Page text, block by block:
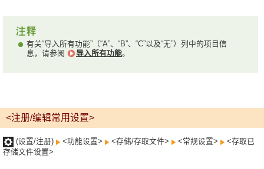
有关“导入所有功能”（“A”、“B”、“C”以及“无”）列中的项目信
息，请参阅
导入所有功能。
<注册/编辑常用设置>
(设置/注册) <功能设置> <存储/存取文件> <常规设置>
<存取已
存储文件设置>